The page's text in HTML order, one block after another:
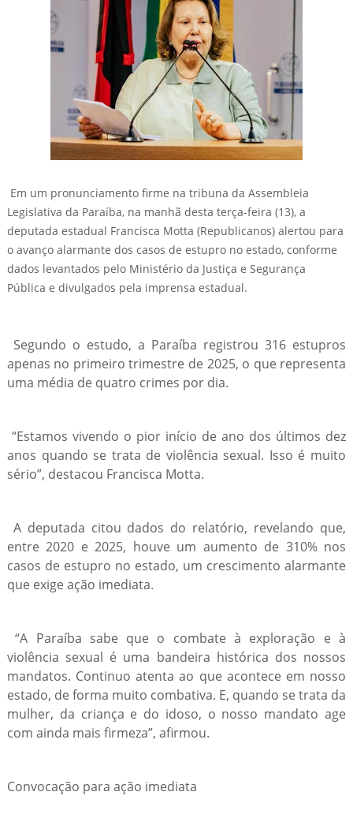
Em um pronunciamento firme na tribuna da Assembleia
Legislativa da Paraíba, na manhã desta terça-feira (13), a
deputada estadual Francisca Motta (Republicanos) alertou para
o avanço alarmante dos casos de estupro no estado, conforme
dados levantados pelo Ministério da Justiça e Segurança
Pública e divulgados pela imprensa estadual.
Segundo o estudo, a Paraíba registrou 316 estupros
apenas no primeiro trimestre de 2025, o que representa
uma média de quatro crimes por dia.
“Estamos vivendo o pior início de ano dos últimos dez
anos quando se trata de violência sexual. Isso é muito
sério”, destacou Francisca Motta.
A deputada citou dados do relatório, revelando que,
entre 2020 e 2025, houve um aumento de 310% nos
casos de estupro no estado, um crescimento alarmante
que exige ação imediata.
“A Paraíba sabe que o combate à exploração e à
violência sexual é uma bandeira histórica dos nossos
mandatos. Continuo atenta ao que acontece em nosso
estado, de forma muito combativa. E, quando se trata da
mulher, da criança e do idoso, o nosso mandato age
com ainda mais firmeza”, afirmou.
Convocação para ação imediata